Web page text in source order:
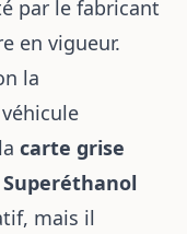
par le fabricant
en vigueur.
la
carte grise
Superéthanol
mais il